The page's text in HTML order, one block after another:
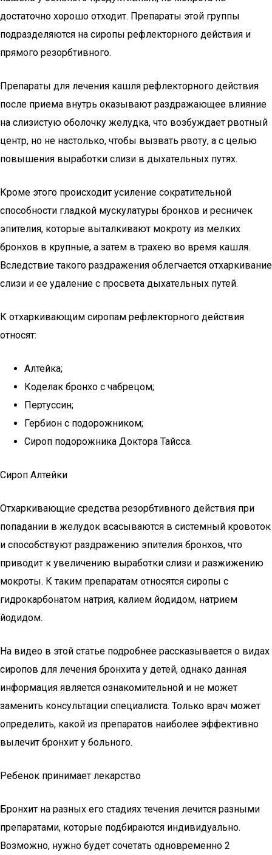
достаточно хорошо отходит. Препараты этой группы
подразделяются на сиропы рефлекторного действия и
прямого резорбтивного.
Препараты для лечения кашля рефлекторного действия
после приема внутрь оказывают раздражающее влияние
на слизистую оболочку желудка, что возбуждает рвотный
центр, но не настолько, чтобы вызвать рвоту, а с целью
повышения выработки слизи в дыхательных путях.
Кроме этого происходит усиление сократительной
способности гладкой мускулатуры бронхов и ресничек
эпителия, которые выталкивают мокроту из мелких
бронхов в крупные, а затем в трахею во время кашля.
Вследствие такого раздражения облегчается отхаркивание
слизи и ее удаление с просвета дыхательных путей.
К отхаркивающим сиропам рефлекторного действия
относят:
Алтейка;
Коделак бронхо с чабрецом;
Пертуссин;
Гербион с подорожником;
Сироп подорожника Доктора Тайсса.
Сироп Алтейки
Отхаркивающие средства резорбтивного действия при
попадании в желудок всасываются в системный кровоток
и способствуют раздражению эпителия бронхов, что
приводит к увеличению выработки слизи и разжижению
мокроты. К таким препаратам относятся сиропы с
гидрокарбонатом натрия, калием йодидом, натрием
йодидом.
На видео в этой статье подробнее рассказывается о видах
сиропов для лечения бронхита у детей, однако данная
информация является ознакомительной и не может
заменить консультации специалиста. Только врач может
определить, какой из препаратов наиболее эффективно
вылечит бронхит у больного.
Ребенок принимает лекарство
Бронхит на разных его стадиях течения лечится разными
препаратами, которые подбираются индивидуально.
Возможно, нужно будет сочетать одновременно 2